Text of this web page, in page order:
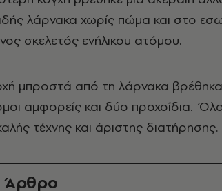
λάρνακα χωρίς πώμα και στο
σκελετός ενήλικου ατόμου.
μπροστά από τη λάρνακα
αμφορείς και δύο προχοΐδια. Όλα
τέχνης και άριστης διατήρησης.
Άρθρο